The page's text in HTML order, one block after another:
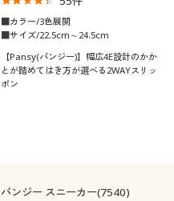
■カラー/3色展開
■サイズ/22.5cm～24.5cm
【Pansy(パンジー)】幅広4E設計のかか
とが踏めてはき方が選べる2WAYスリッ
ポン
パンジー スニーカー(7540)